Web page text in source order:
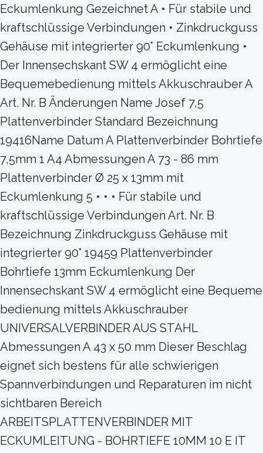
Eckumlenkung Gezeichnet A • Für stabile und
kraftschlüssige Verbindungen • Zinkdruckguss
Gehäuse mit integrierter 90° Eckumlenkung •
Der Innensechskant SW 4 ermöglicht eine
Bequemebedienung mittels Akkuschrauber A
Art. Nr. B Änderungen Name Josef 7,5
Plattenverbinder Standard Bezeichnung
19416Name Datum A Plattenverbinder Bohrtiefe
7,5mm 1 A4 Abmessungen A 73 - 86 mm
Plattenverbinder Ø 25 x 13mm mit
Eckumlenkung 5 • • • Für stabile und
kraftschlüssige Verbindungen Art. Nr. B
Bezeichnung Zinkdruckguss Gehäuse mit
integrierter 90° 19459 Plattenverbinder
Bohrtiefe 13mm Eckumlenkung Der
Innensechskant SW 4 ermöglicht eine Bequeme
bedienung mittels Akkuschrauber
UNIVERSALVERBINDER AUS STAHL
Abmessungen A 43 x 50 mm Dieser Beschlag
eignet sich bestens für alle schwierigen
Spannverbindungen und Reparaturen im nicht
sichtbaren Bereich
ARBEITSPLATTENVERBINDER MIT
ECKUMLEITUNG - BOHRTIEFE 10MM 10 E IT